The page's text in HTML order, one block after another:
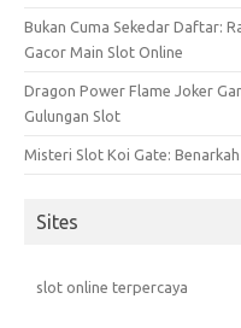
Bukan Cuma Sekedar Daftar:
Gacor Main Slot Online
Dragon Power Flame Joker
Gulungan Slot
Misteri Slot Koi Gate:
Sites
slot online terpercaya